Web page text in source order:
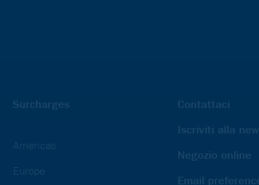
Surcharges
Americas
Europe
Contattaci
Iscriviti alla
Negozio online
Email